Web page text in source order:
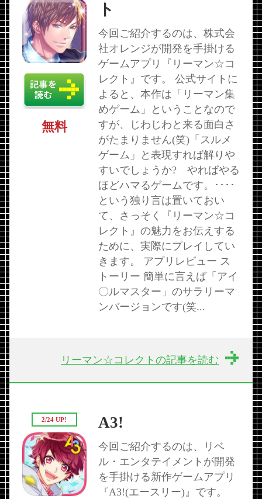
ト
今回ご紹介するのは、株式会
社オレンジが開発を手掛ける
ゲームアプリ『リーマン☆コ
レクト』です。 公式サイトに
よると、本作は「リーマン集
めゲーム」ということなので
すが、じわじわと来る面白さ
がたまりません(笑)「スルメ
ゲーム」と表現すれば解りや
すいでしょうか? やればやる
ほどハマるゲームです。････
という独り言は置いておい
て、さっそく『リーマン☆コ
レクト』の魅力をお伝えする
ために、実際にプレイしてい
きます。 アプリレビュー ス
トーリー 簡単に言えば「アイ
〇ルマスター」のサラリーマ
ンバージョンです(笑...
無料
リーマン☆コレクトの記事を読む
A3!
今回ご紹介するのは、リベ
ル・エンタテイメントが開発
を手掛ける新作ゲームアプリ
『A3!(エースリー)』です。
2/24 UP!